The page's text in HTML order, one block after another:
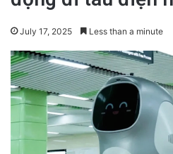
July 17, 2025 Less than a minute